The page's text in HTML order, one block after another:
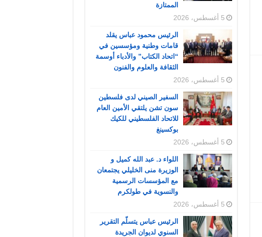
الممتازة
5 أغسطس، 2026
الرئيس محمود عباس يقلد
قامات وطنية ومؤسسين في
“اتحاد الكتاب” والأدباء أوسمة
الثقافة والعلوم والفنون
5 أغسطس، 2026
السفير الصيني لدى فلسطين
سون تشن يلتقي الأمين العام
للاتحاد الفلسطيني للكيك
بوكسينغ
5 أغسطس، 2026
اللواء د. عبد الله كميل و
الوزيرة منى الخليلي يجتمعان
مع المؤسسات الرسمية
والنسوية في طولكرم
5 أغسطس، 2026
الرئيس عباس يتسلّم التقرير
السنوي لديوان الجريدة